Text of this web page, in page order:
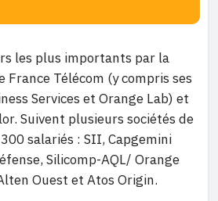
les plus importants par la
Télécom (y compris ses
Services et Orange Lab) et
Suivent plusieurs sociétés de
salariés : SII, Capgemini
Silicomp-AQL/ Orange
Ouest et Atos Origin.